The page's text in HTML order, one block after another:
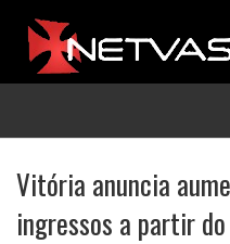
Vitória anuncia
ingressos a partir